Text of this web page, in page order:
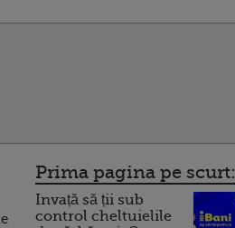
Prima pagina pe scurt:
Invață să ții sub
control cheltuielile